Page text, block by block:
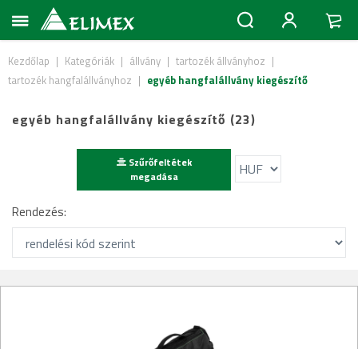
Kezdőlap | Kategóriák | állvány | tartozék állványhoz |
tartozék hangfalállványhoz | egyéb hangfalállvány kiegészítő
egyéb hangfalállvány kiegészítő (23)
Szűrőfeltétek
megadása
Rendezés: